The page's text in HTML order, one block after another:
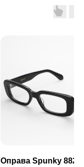
Оправа Spunky